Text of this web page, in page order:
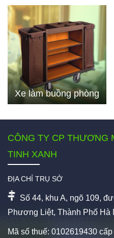
Xe làm buồng phòng
CÔNG TY CP THƯƠNG
TINH XANH
ĐỊA CHỈ TRỤ SỞ
Số 44, khu A, ngõ 109,
Phương Liệt, Thành Phố Hà
Mã số thuế: 0102619430